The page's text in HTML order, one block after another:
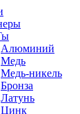
Алюминий
Медь
Медь-никель
Бронза
Латунь
Цинк